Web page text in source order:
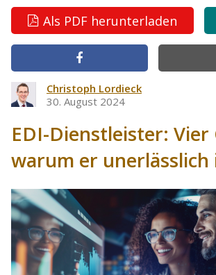
Als PDF herunterladen
Christoph Lordieck
30. August 2024
EDI-Dienstleister: Vier
warum er unerlässlich